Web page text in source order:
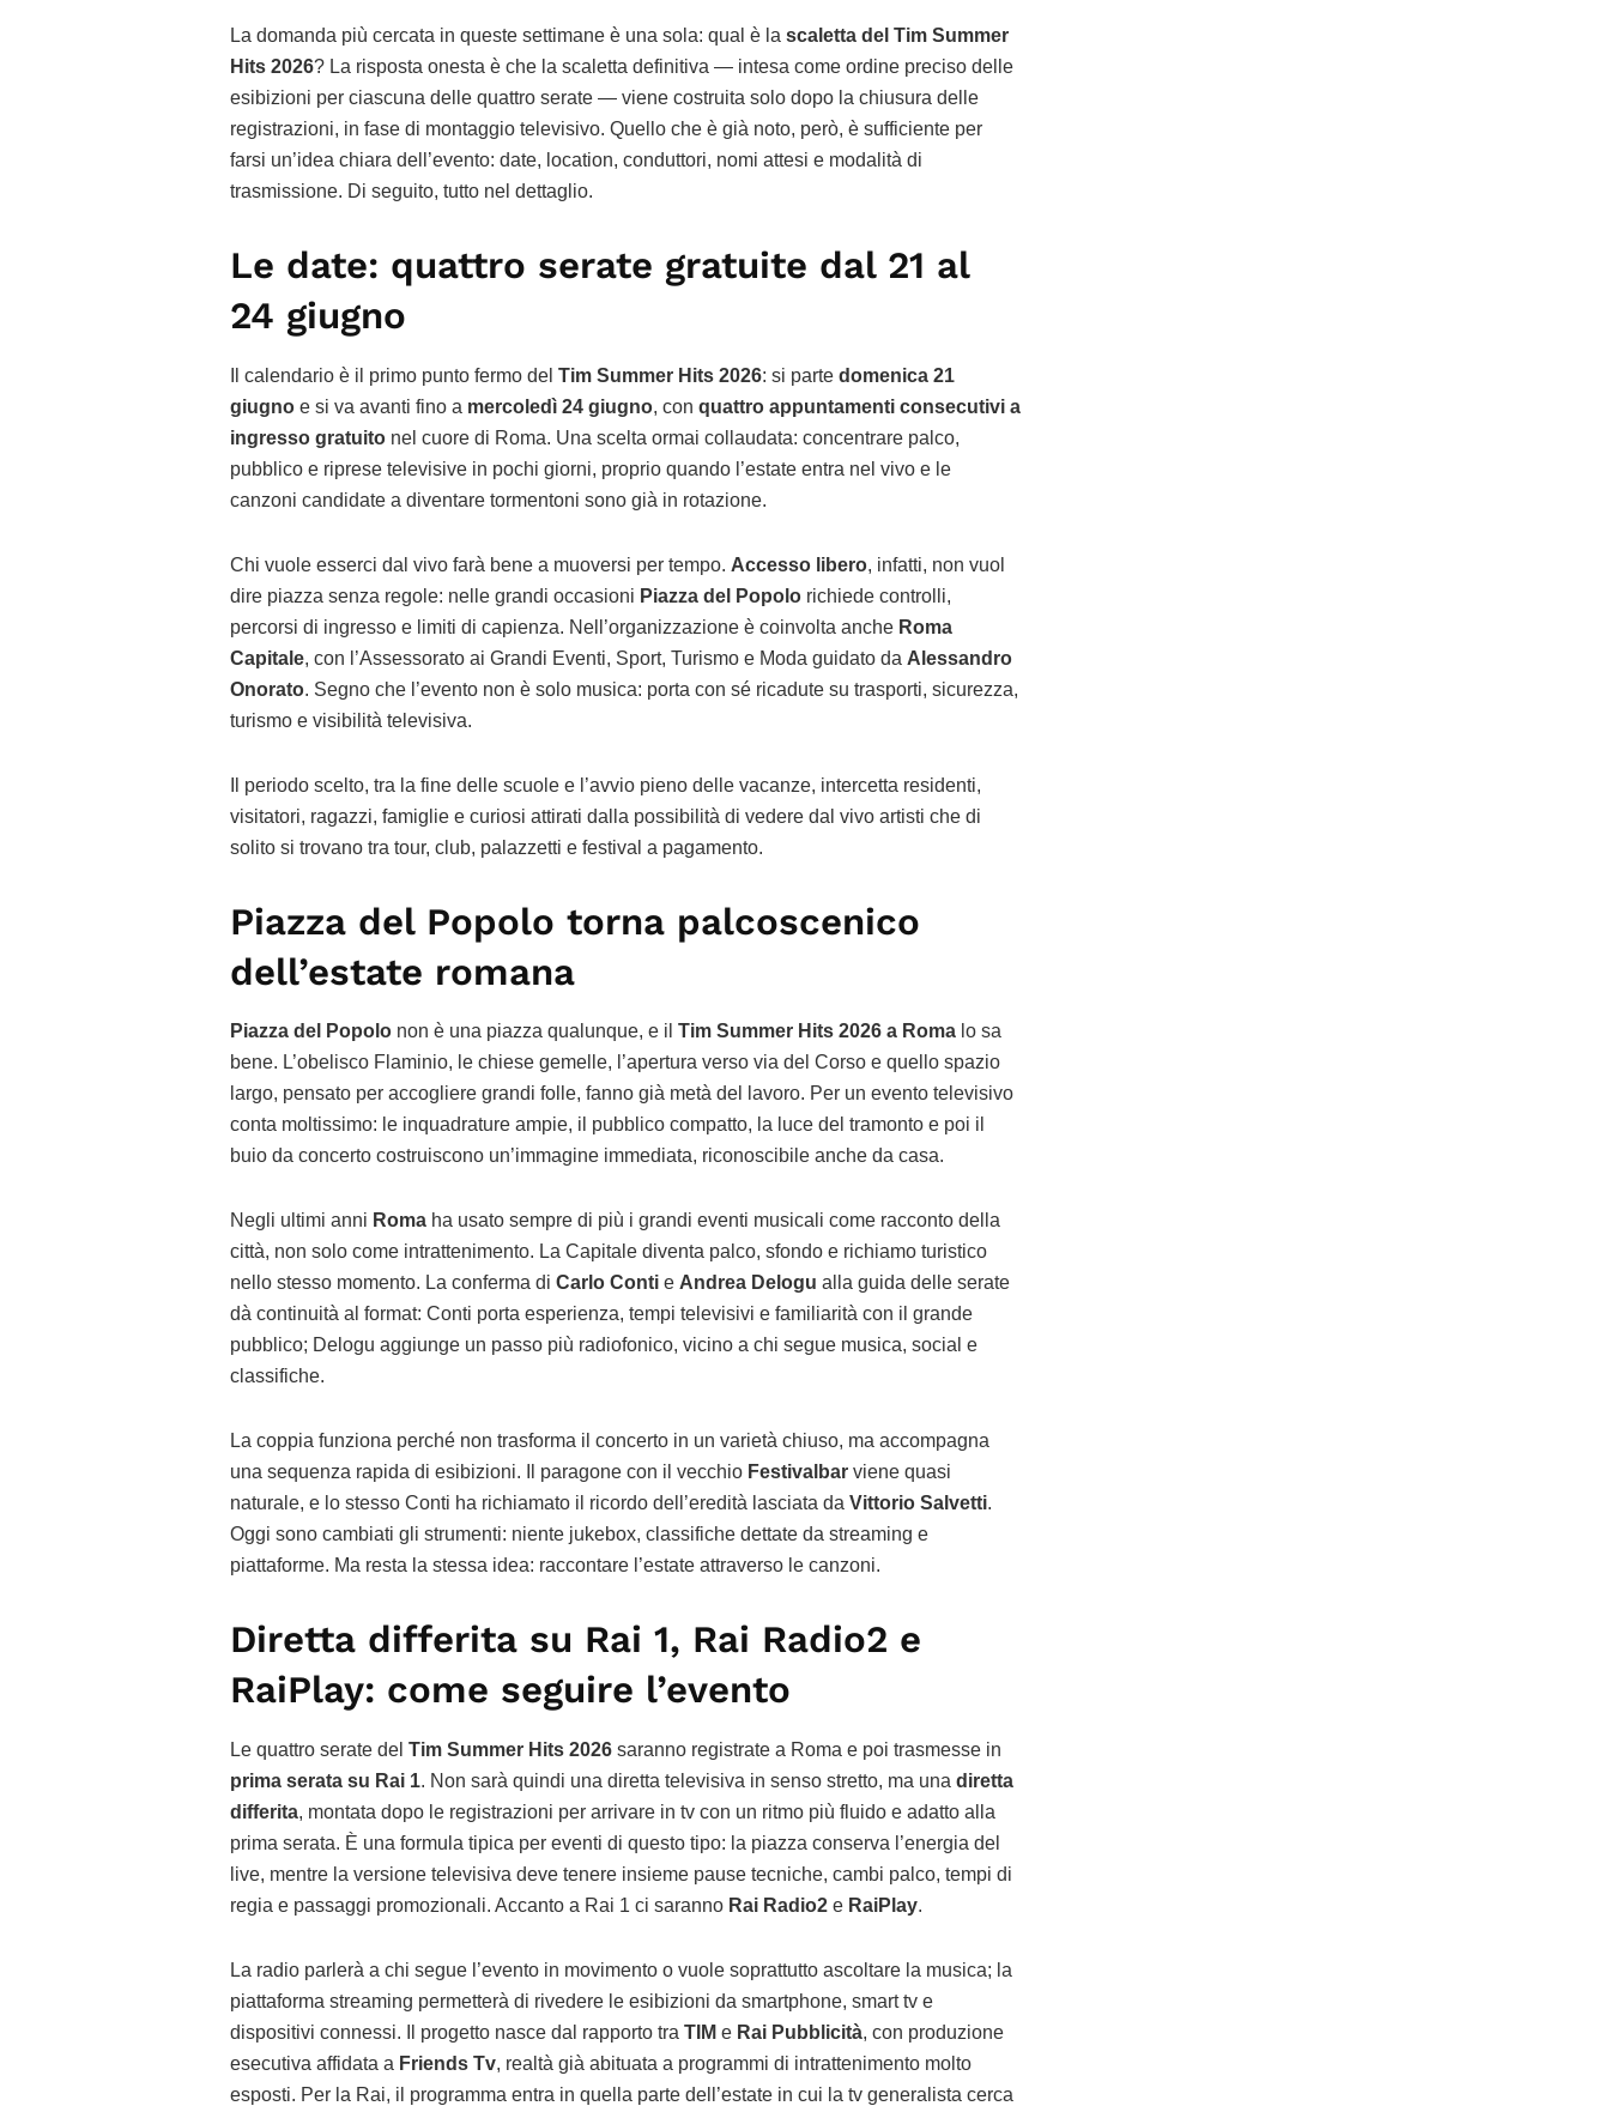
La domanda più cercata in queste settimane è una sola: qual è la scaletta del Tim Summer
Hits 2026? La risposta onesta è che la scaletta definitiva — intesa come ordine preciso delle
esibizioni per ciascuna delle quattro serate — viene costruita solo dopo la chiusura delle
registrazioni, in fase di montaggio televisivo. Quello che è già noto, però, è sufficiente per
farsi un’idea chiara dell’evento: date, location, conduttori, nomi attesi e modalità di
trasmissione. Di seguito, tutto nel dettaglio.
Le date: quattro serate gratuite dal 21 al
24 giugno
Il calendario è il primo punto fermo del Tim Summer Hits 2026: si parte domenica 21
giugno e si va avanti fino a mercoledì 24 giugno, con quattro appuntamenti consecutivi a
ingresso gratuito nel cuore di Roma. Una scelta ormai collaudata: concentrare palco,
pubblico e riprese televisive in pochi giorni, proprio quando l’estate entra nel vivo e le
canzoni candidate a diventare tormentoni sono già in rotazione.
Chi vuole esserci dal vivo farà bene a muoversi per tempo. Accesso libero, infatti, non vuol
dire piazza senza regole: nelle grandi occasioni Piazza del Popolo richiede controlli,
percorsi di ingresso e limiti di capienza. Nell’organizzazione è coinvolta anche Roma
Capitale, con l’Assessorato ai Grandi Eventi, Sport, Turismo e Moda guidato da Alessandro
Onorato. Segno che l’evento non è solo musica: porta con sé ricadute su trasporti, sicurezza,
turismo e visibilità televisiva.
Il periodo scelto, tra la fine delle scuole e l’avvio pieno delle vacanze, intercetta residenti,
visitatori, ragazzi, famiglie e curiosi attirati dalla possibilità di vedere dal vivo artisti che di
solito si trovano tra tour, club, palazzetti e festival a pagamento.
Piazza del Popolo torna palcoscenico
dell’estate romana
Piazza del Popolo non è una piazza qualunque, e il Tim Summer Hits 2026 a Roma lo sa
bene. L’obelisco Flaminio, le chiese gemelle, l’apertura verso via del Corso e quello spazio
largo, pensato per accogliere grandi folle, fanno già metà del lavoro. Per un evento televisivo
conta moltissimo: le inquadrature ampie, il pubblico compatto, la luce del tramonto e poi il
buio da concerto costruiscono un’immagine immediata, riconoscibile anche da casa.
Negli ultimi anni Roma ha usato sempre di più i grandi eventi musicali come racconto della
città, non solo come intrattenimento. La Capitale diventa palco, sfondo e richiamo turistico
nello stesso momento. La conferma di Carlo Conti e Andrea Delogu alla guida delle serate
dà continuità al format: Conti porta esperienza, tempi televisivi e familiarità con il grande
pubblico; Delogu aggiunge un passo più radiofonico, vicino a chi segue musica, social e
classifiche.
La coppia funziona perché non trasforma il concerto in un varietà chiuso, ma accompagna
una sequenza rapida di esibizioni. Il paragone con il vecchio Festivalbar viene quasi
naturale, e lo stesso Conti ha richiamato il ricordo dell’eredità lasciata da Vittorio Salvetti.
Oggi sono cambiati gli strumenti: niente jukebox, classifiche dettate da streaming e
piattaforme. Ma resta la stessa idea: raccontare l’estate attraverso le canzoni.
Diretta differita su Rai 1, Rai Radio2 e
RaiPlay: come seguire l’evento
Le quattro serate del Tim Summer Hits 2026 saranno registrate a Roma e poi trasmesse in
prima serata su Rai 1. Non sarà quindi una diretta televisiva in senso stretto, ma una diretta
differita, montata dopo le registrazioni per arrivare in tv con un ritmo più fluido e adatto alla
prima serata. È una formula tipica per eventi di questo tipo: la piazza conserva l’energia del
live, mentre la versione televisiva deve tenere insieme pause tecniche, cambi palco, tempi di
regia e passaggi promozionali. Accanto a Rai 1 ci saranno Rai Radio2 e RaiPlay.
La radio parlerà a chi segue l’evento in movimento o vuole soprattutto ascoltare la musica; la
piattaforma streaming permetterà di rivedere le esibizioni da smartphone, smart tv e
dispositivi connessi. Il progetto nasce dal rapporto tra TIM e Rai Pubblicità, con produzione
esecutiva affidata a Friends Tv, realtà già abituata a programmi di intrattenimento molto
esposti. Per la Rai, il programma entra in quella parte dell’estate in cui la tv generalista cerca